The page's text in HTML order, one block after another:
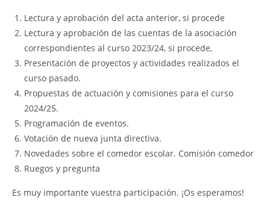
Lectura y aprobación del acta anterior, si procede
Lectura y aprobación de las cuentas de la asociación
correspondientes al curso 2023/24, si procede,
Presentación de proyectos y actividades realizados el
curso pasado.
Propuestas de actuación y comisiones para el curso
2024/25.
Programación de eventos.
Votación de nueva junta directiva.
Novedades sobre el comedor escolar. Comisión comedor
Ruegos y pregunta
Es muy importante vuestra participación. ¡Os esperamos!